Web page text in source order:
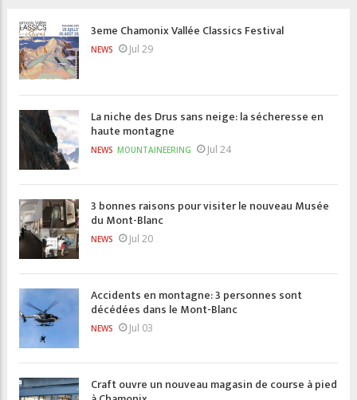
3eme Chamonix Vallée Classics Festival
NEWS Jul 29
La niche des Drus sans neige: la sécheresse en
haute montagne
NEWS MOUNTAINEERING Jul 24
3 bonnes raisons pour visiter le nouveau Musée
du Mont-Blanc
NEWS Jul 20
Accidents en montagne: 3 personnes sont
décédées dans le Mont-Blanc
NEWS Jul 03
Craft ouvre un nouveau magasin de course à pied